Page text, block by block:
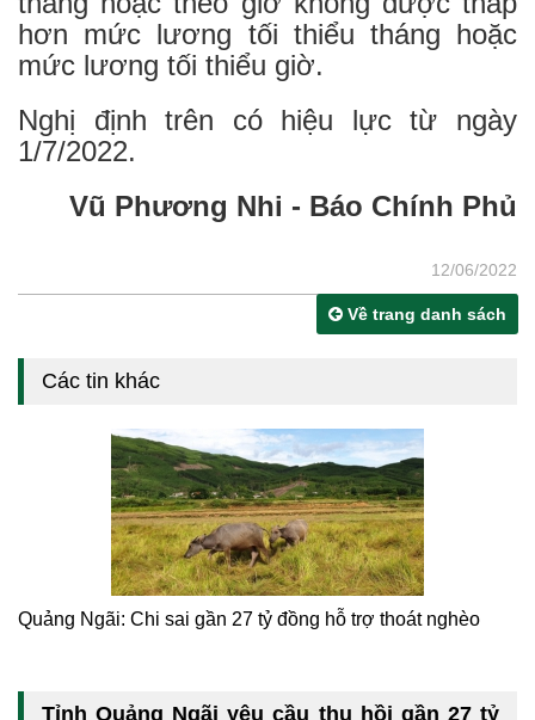
hơn mức lương tối thiểu tháng hoặc
mức lương tối thiểu giờ.
Nghị định trên có hiệu lực từ ngày
1/7/2022.
Vũ Phương Nhi - Báo Chính Phủ
12/06/2022
Về trang danh sách
Các tin khác
Quảng Ngãi: Chi sai gần 27 tỷ đồng hỗ trợ thoát nghèo
Tỉnh Quảng Ngãi yêu cầu thu hồi gần 27 tỷ